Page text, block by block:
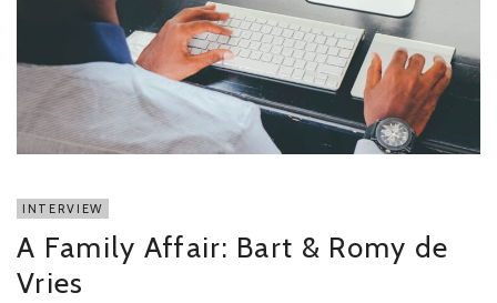
INTERVIEW
A Family Affair: Bart & Romy de
Vries